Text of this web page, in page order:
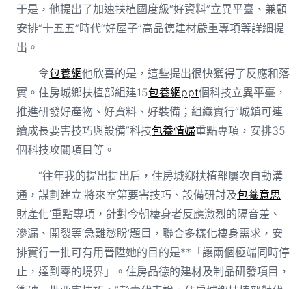
于是，他提出了加速扶植國度級“好資料”立異平臺、兼顧
安排“十五五”時代“好屋子”高品德建材嚴重專項等詳細提
出。
令包養網他欣喜的是，這些提出很快獲得了反應和落
實。住房城鄉扶植部組建15包養網ppt個科技立異平臺，
推進研發好產物、好資料、好裝備；組織實行“城鎮可連
續成長要害技巧與設備”科技包養情婦重點專項，安排35
個科技攻關項目等。
“往年我的提出提出后，住房城鄉扶植部屢次自動溝
通，謀劃建立‘將來室第要害技巧、設備研討及包養意思
財產化’重點專項，針對今朝棲身者反應激烈的隔音差、
滲漏、開裂等‘急難愁盼’題目，聯合多樣化棲身需求，安
排實行一批可有用晉陞她的目的是**「讓兩個極端同時停
止，達到零的境界」。住房品德的建材及制品研發項目，